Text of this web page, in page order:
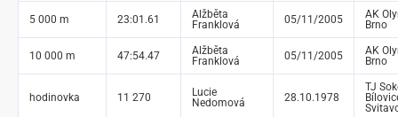
5 000 m 23:01.61
Alžběta
Franklová
05/11/2005
AK
Brno
10 000 m 47:54.47
Alžběta
Franklová
05/11/2005
AK
Brno
hodinovka 11 270
Lucie
Nedomová
28.10.1978
TJ